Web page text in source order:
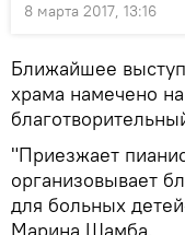
8 марта 2017, 13:16
Ближайшее
храма намечено
"Приезжает
организовывает
для больных